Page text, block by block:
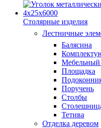
Столярные изделия
Лестничные
Балясина
Площадка
Поручень
Столбы
Тетива
Отделка деревом